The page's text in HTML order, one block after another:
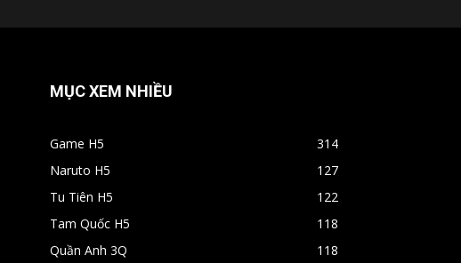
MỤC XEM NHIỀU
Game H5
314
Naruto H5
127
Tu Tiên H5
122
Tam Quốc H5
118
Quần Anh 3Q
118